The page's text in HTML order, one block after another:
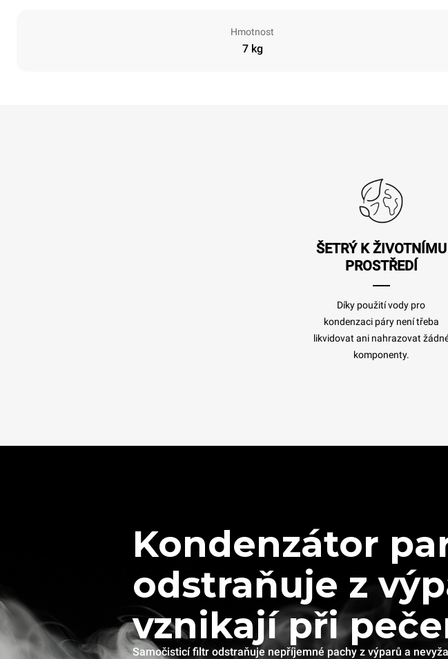
Hmotnost
7 kg
ŠETRÝ K ŽIVOTNÍMU
PROSTŘEDÍ
Díky použití vody pro
kondenzaci páry není třeba
likvidovat ani nahrazovat
komponenty.
Kondenzátor
odstraňuje z
vznikají při
Samočisticí filtr odstraňuje nepříjemné pachy z výparů a